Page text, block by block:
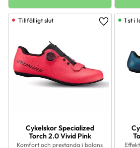
Cykelskor Specialized
Torch 2.0 Vivid Pink
Komfort och prestanda i balans
Lägg till i
1 st i